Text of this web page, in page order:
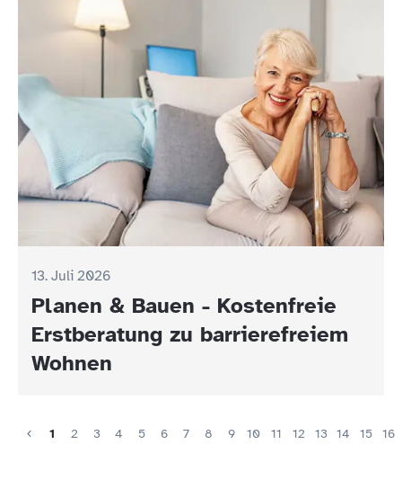
13. Juli 2026
Planen & Bauen - Kostenfreie
Erstberatung zu barrierefreiem
Wohnen
1 2 3 4 5 6 7 8 9 10 11 12 13 14 15 16